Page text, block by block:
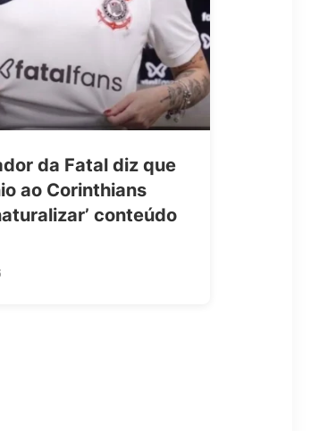
da Fatal diz que
ao Corinthians
conteúdo